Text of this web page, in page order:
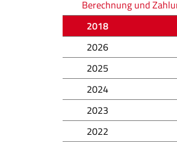
Berechnung und
2018
2026
2025
2024
2023
2022